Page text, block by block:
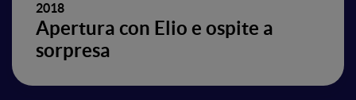
2018
Apertura con Elio e ospite a
sorpresa